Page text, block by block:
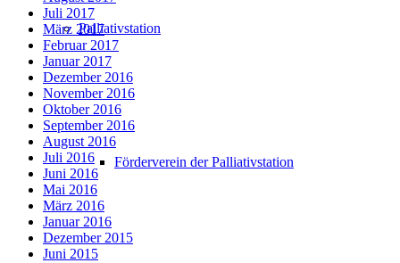
Palliativstation
Förderverein der Palliativstation
Juli 2017
März 2017
Februar 2017
Januar 2017
Dezember 2016
November 2016
Oktober 2016
September 2016
August 2016
Juli 2016
Juni 2016
Mai 2016
März 2016
Januar 2016
Dezember 2015
Juni 2015